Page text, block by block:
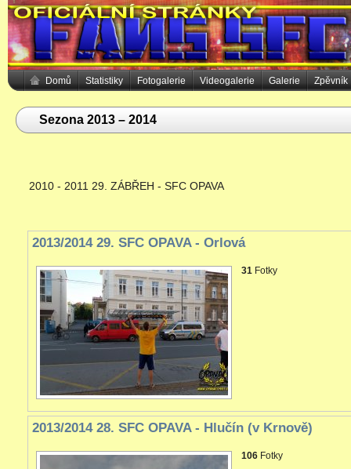
Domů Statistiky Fotogalerie Videogalerie Galerie Zpěvník
Sezona 2013 – 2014
2010 - 2011 29. ZÁBŘEH - SFC OPAVA
2013/2014 29. SFC OPAVA - Orlová
31 Fotky
2013/2014 28. SFC OPAVA - Hlučín (v Krnově)
106 Fotky